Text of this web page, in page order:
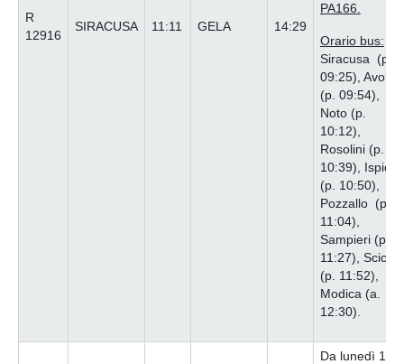
R
12916
SIRACUSA 11:11 GELA 14:29
PA166.
Orario bus:
Siracusa (p.
09:25), Avola
(p. 09:54),
Noto (p.
10:12),
Rosolini (p.
10:39), Ispica
(p. 10:50),
Pozzallo (p.
11:04),
Sampieri (p.
11:27), Scicli
(p. 11:52),
Modica (a.
12:30).
Da lunedì 15